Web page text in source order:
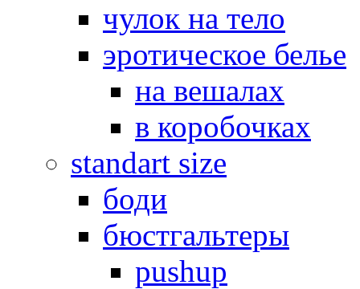
чулок на тело
эротическое белье
на вешалах
в коробочках
standart size
боди
бюстгальтеры
pushup